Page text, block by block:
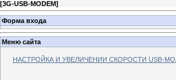
[3G-USB-MODEM]
Форма входа
Меню сайта
НАСТРОЙКА И УВЕЛИЧЕНИИ СКОРОСТИ USB-